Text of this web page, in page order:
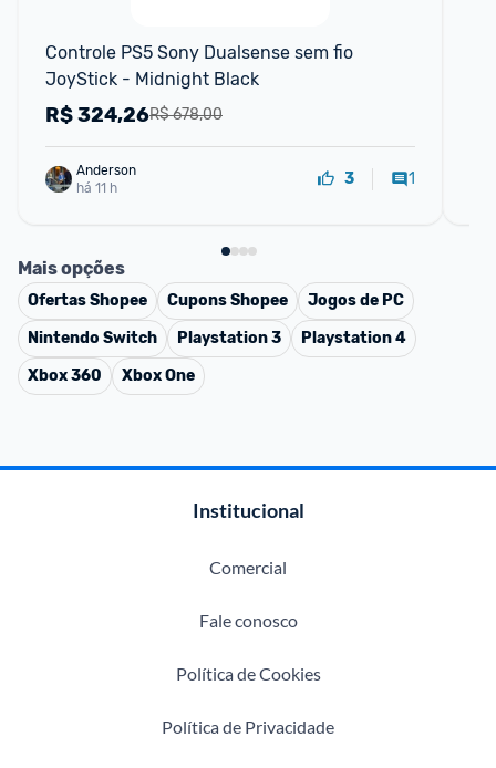
Controle PS5 Sony Dualsense sem fio
JoyStick - Midnight Black
R$ 678,00
R$324,26
Anderson
há 11 h
3 1
Mais opções
OfertasShopee CuponsShopee
Jogos de PC
Nintendo Switch
Playstation 3
Playstation 4
Xbox 360
Xbox One
Institucional
Comercial
Fale conosco
Política de Cookies
Política de Privacidade